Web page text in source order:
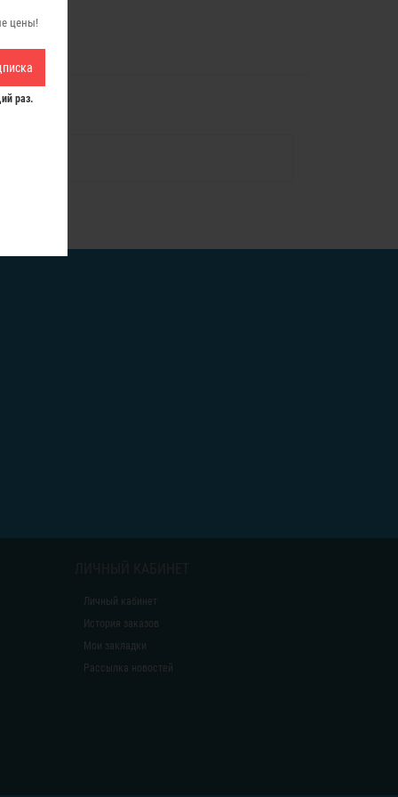
цены!
раз.
Личный кабинет
История заказов
Мои закладки
Рассылка новостей